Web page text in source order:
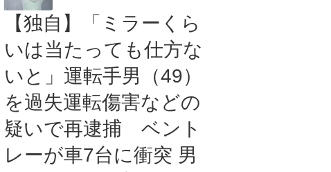
【独自】「ミラーくら
いは当たっても仕方な
いと」運転手男（49）
を過失運転傷害などの
疑いで再逮捕 ベント
レーが車7台に衝突 男